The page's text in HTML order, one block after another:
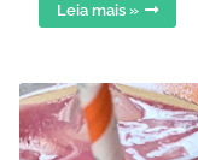
Leia mais »